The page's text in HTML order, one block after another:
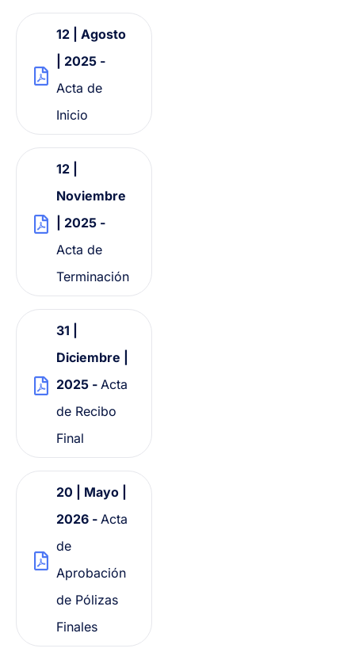
12 | Agosto
| 2025 -
Acta de
Inicio
12 |
Noviembre
| 2025 -
Acta de
Terminación
31 |
Diciembre |
2025 - Acta
de Recibo
Final
20 | Mayo |
2026 - Acta
de
Aprobación
de Pólizas
Finales